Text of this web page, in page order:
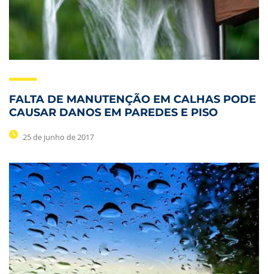
FALTA DE MANUTENÇÃO EM CALHAS PODE
CAUSAR DANOS EM PAREDES E PISO
25 de junho de 2017